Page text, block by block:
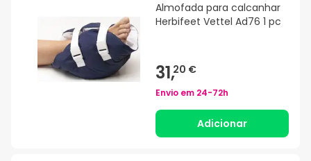
Almofada para calcanhar
Herbifeet Vettel Ad76 1 pc
31,20 €
Envio em 24-72h
Adicionar